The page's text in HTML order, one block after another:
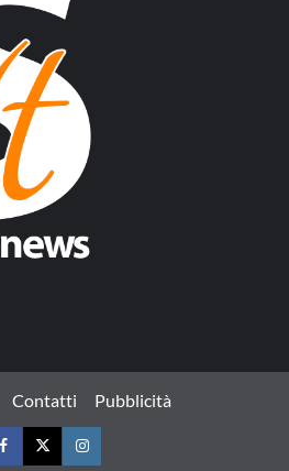
Contatti Pubblicità
FacebookTwitterInstagram